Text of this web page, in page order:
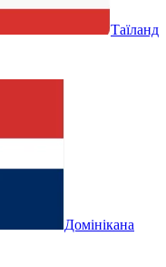
Таїланд
Домінікана